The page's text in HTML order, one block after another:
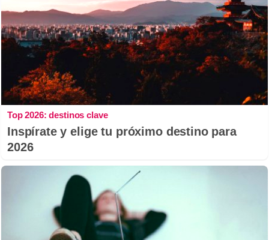
Top 2026: destinos clave
Inspírate y elige tu próximo destino para
2026